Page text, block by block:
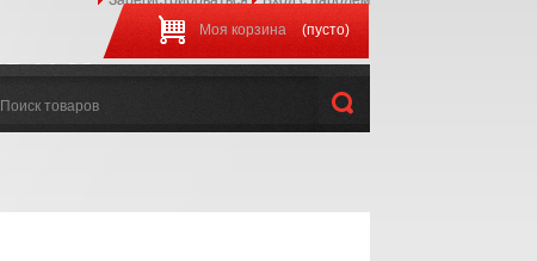
Моя корзина (пусто)
44-22
до 20:00